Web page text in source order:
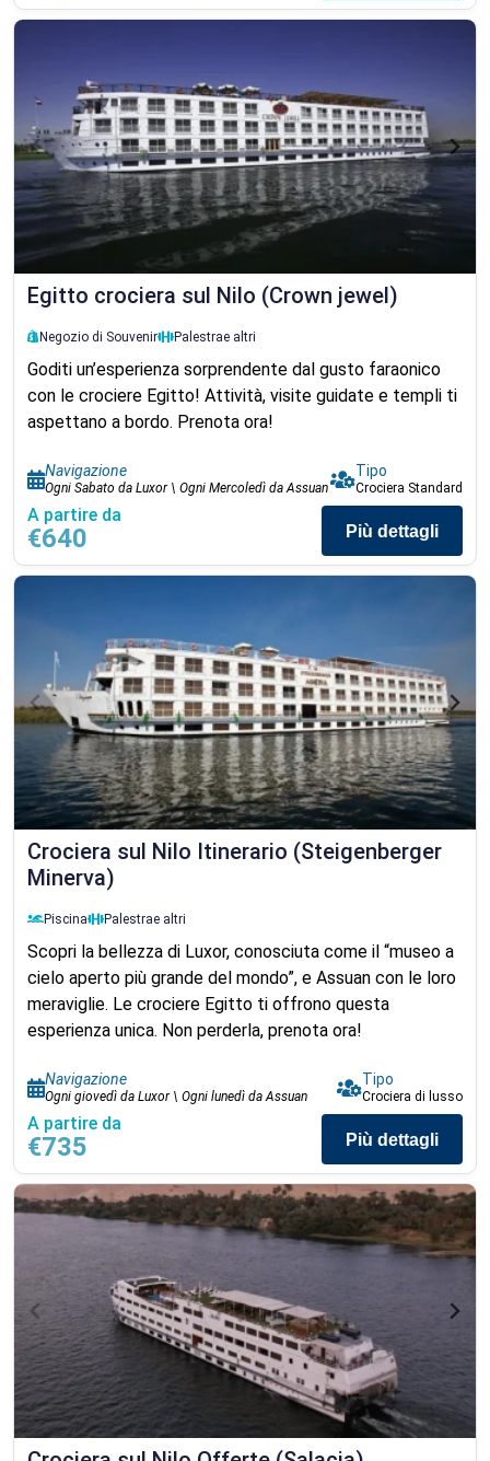
Egitto crociera sul Nilo (Crown jewel)
Negozio di Souvenir Palestrae altri
Goditi un’esperienza sorprendente dal gusto faraonico
con le crociere Egitto! Attività, visite guidate e templi ti
aspettano a bordo. Prenota ora!
Navigazione
Ogni Sabato da Luxor \ Ogni Mercoledì da Assuan
Tipo
Crociera Standard
A partire da
€640 Più dettagli
Crociera sul Nilo Itinerario (Steigenberger
Minerva)
Piscina Palestrae altri
Scopri la bellezza di Luxor, conosciuta come il “museo a
cielo aperto più grande del mondo”, e Assuan con le loro
meraviglie. Le crociere Egitto ti offrono questa
esperienza unica. Non perderla, prenota ora!
Navigazione
Ogni giovedì da Luxor \ Ogni lunedì da Assuan
Tipo
Crociera di lusso
A partire da
€735 Più dettagli